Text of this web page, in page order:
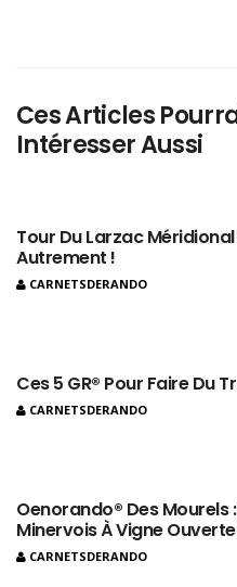
Ces Articles
Intéresser Aussi
Tour Du Larzac
Autrement !
CARNETSDERANDO
Ces 5 GR® Pour Faire Du
CARNETSDERANDO
Oenorando® Des Mourels
Minervois À Vigne Ouverte
CARNETSDERANDO